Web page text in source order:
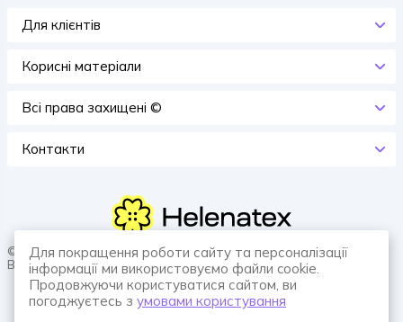
Для клієнтів
Корисні матеріали
Всi права захищенi ©
Контакти
© 2026 HELENATEX «Ґудзики, вішаки, нитки. Власне виробництво.
Все для швейної справи.»
Для покращення роботи сайту та персоналізації
інформації ми використовуємо файли cookie.
Продовжуючи користуватися сайтом, ви
погоджуєтесь з умовами користування